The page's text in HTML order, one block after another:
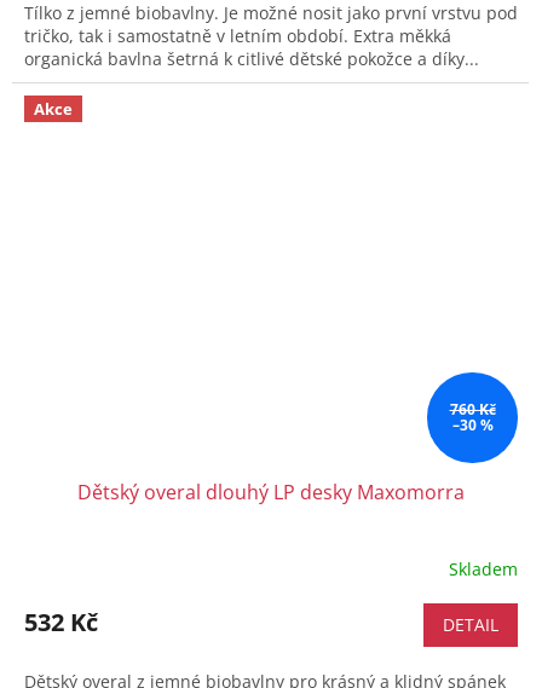
Tílko z jemné biobavlny. Je možné nosit jako první vrstvu pod
tričko, tak i samostatně v letním období. Extra měkká
organická bavlna šetrná k citlivé dětské pokožce a díky...
Akce
760 Kč
–30 %
Dětský overal dlouhý LP desky Maxomorra
Skladem
532 Kč DETAIL
Dětský overal z jemné biobavlny pro krásný a klidný spánek